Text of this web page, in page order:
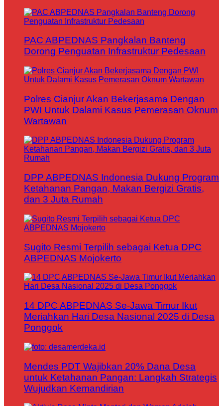
PAC ABPEDNAS Pangkalan Banteng
Dorong Penguatan Infrastruktur Pedesaan
Polres Cianjur Akan Bekerjasama Dengan
PWI Untuk Dalami Kasus Pemerasan Oknum
Wartawan
DPP ABPEDNAS Indonesia Dukung Program
Ketahanan Pangan, Makan Bergizi Gratis,
dan 3 Juta Rumah
Sugito Resmi Terpilih sebagai Ketua DPC
ABPEDNAS Mojokerto
14 DPC ABPEDNAS Se-Jawa Timur Ikut
Meriahkan Hari Desa Nasional 2025 di Desa
Ponggok
Mendes PDT Wajibkan 20% Dana Desa
untuk Ketahanan Pangan: Langkah Strategis
Wujudkan Kemandirian